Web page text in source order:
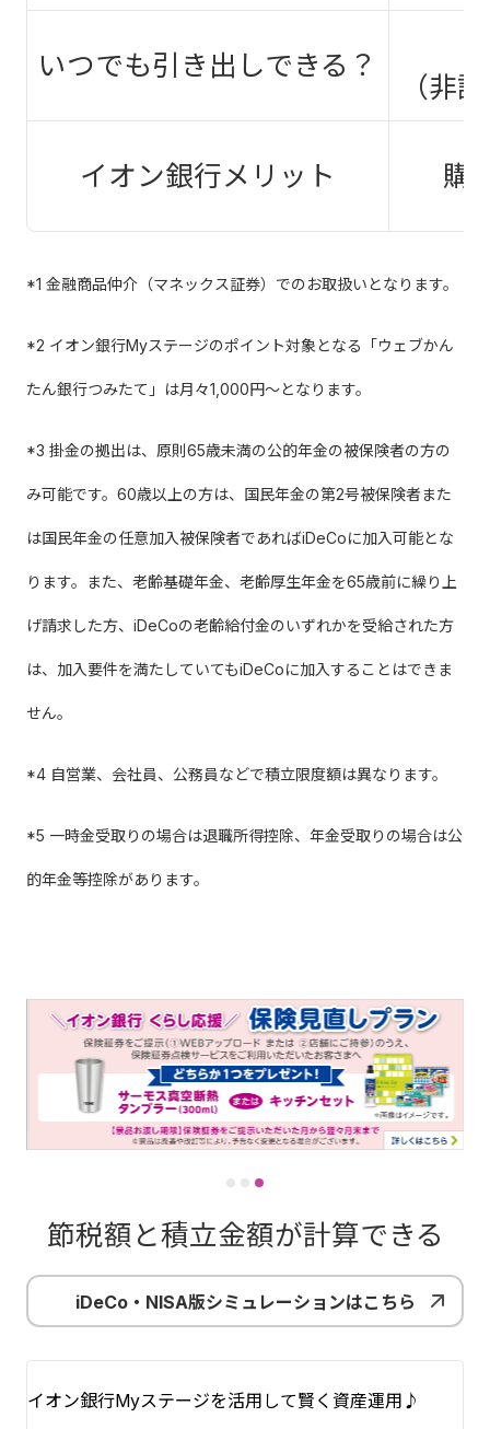
いつでも引き出しできる？
（非
イオン銀行メリット 購
*1 金融商品仲介（マネックス証券）でのお取扱いとなります。
*2 イオン銀行Myステージのポイント対象となる「ウェブかん
たん銀行つみたて」は月々1,000円～となります。
*3 掛金の拠出は、原則65歳未満の公的年金の被保険者の方の
み可能です。60歳以上の方は、国民年金の第2号被保険者また
は国民年金の任意加入被保険者であればiDeCoに加入可能とな
ります。また、老齢基礎年金、老齢厚生年金を65歳前に繰り上
げ請求した方、iDeCoの老齢給付金のいずれかを受給された方
は、加入要件を満たしていてもiDeCoに加入することはできま
せん。
*4 自営業、会社員、公務員などで積立限度額は異なります。
*5 一時金受取りの場合は退職所得控除、年金受取りの場合は公
的年金等控除があります。
節税額と積立金額が計算できる
iDeCo・NISA版シミュレーションはこちら
イオン銀行Myステージを活用して賢く資産運用♪